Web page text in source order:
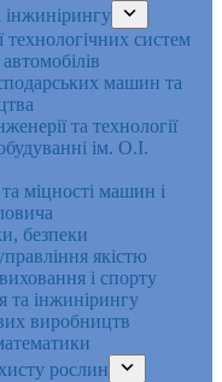
інжинірингу
технологічних систем
машин та
та технології
ім. О.І.
міцності машин і
безпеки
якістю
і спорту
та інжинірингу
виробництв
рослин